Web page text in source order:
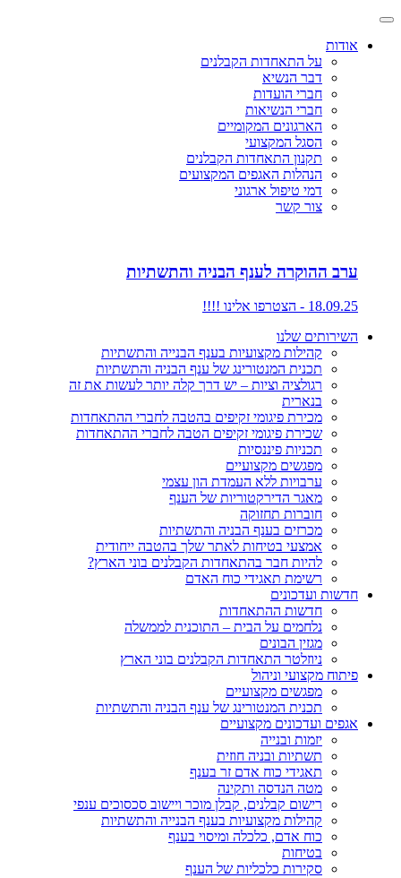
אודות
על התאחדות הקבלנים
דבר הנשיא
חברי הועדות
חברי הנשיאות
הארגונים המקומיים
הסגל המקצועי
תקנון התאחדות הקבלנים
הנהלות האגפים המקצועים
דמי טיפול ארגוני
צור קשר
ערב ההוקרה לענף הבניה והתשתיות
18.09.25 - הצטרפו אלינו !!!!
השירותים שלנו
קהילות מקצועיות בענף הבנייה והתשתיות
תכנית המנטורינג של ענף הבניה והתשתיות
רגולציה וציות – יש דרך קלה יותר לעשות את זה
בנארית
מכירת פיגומי זקיפים בהטבה לחברי ההתאחדות
שכירת פיגומי זקיפים הטבה לחברי ההתאחדות
תכניות פיננסיות
מפגשים מקצועיים
ערבויות ללא העמדת הון עצמי
מאגר הדירקטוריות של הענף
חוברות תחזוקה
מכרזים בענף הבניה והתשתיות
אמצעי בטיחות לאתר שלך בהטבה ייחודית
להיות חבר בהתאחדות הקבלנים בוני הארץ?
רשימת תאגידי כוח האדם
חדשות ועדכונים
חדשות ההתאחדות
נלחמים על הבית – התוכנית לממשלה
מגזין הבונים
ניוזלטר התאחדות הקבלנים בוני הארץ
פיתוח מקצועי וניהול
מפגשים מקצועיים
תכנית המנטורינג של ענף הבניה והתשתיות
אגפים ועדכונים מקצועיים
יזמות ובנייה
תשתיות ובניה חוזית
תאגידי כוח אדם זר בענף
מטה הנדסה ותקינה
רישום קבלנים, קבלן מוכר ויישוב סכסוכים ענפי
קהילות מקצועיות בענף הבנייה והתשתיות
כוח אדם, כלכלה ומיסוי בענף
בטיחות
סקירות כלכליות של הענף